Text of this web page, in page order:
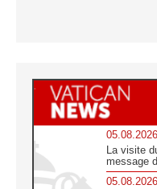
05.08.2026
La visite
message
05.08.2026